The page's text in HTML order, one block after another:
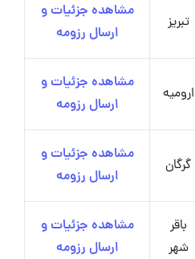
تبریز
مشاهده جزئیات و
ارسال رزومه
ارومیه
مشاهده جزئیات و
ارسال رزومه
گرگان
مشاهده جزئیات و
ارسال رزومه
باقر
شهر
مشاهده جزئیات و
ارسال رزومه